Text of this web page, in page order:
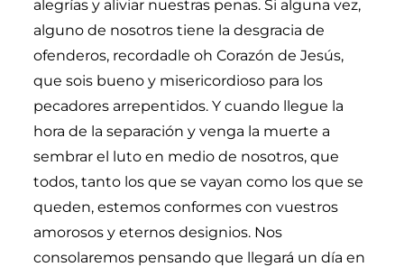
alegrías y aliviar nuestras penas. Si alguna vez,
alguno de nosotros tiene la desgracia de
ofenderos, recordadle oh Corazón de Jesús,
que sois bueno y misericordioso para los
pecadores arrepentidos. Y cuando llegue la
hora de la separación y venga la muerte a
sembrar el luto en medio de nosotros, que
todos, tanto los que se vayan como los que se
queden, estemos conformes con vuestros
amorosos y eternos designios. Nos
consolaremos pensando que llegará un día en